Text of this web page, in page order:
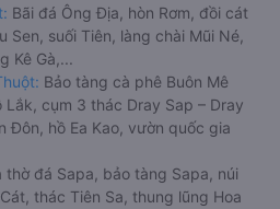
Bãi đá Ông Địa, hòn Rơm, đồi cát
Sen, suối Tiên, làng chài Mũi Né,
Kê Gà,...
Bảo tàng cà phê Buôn Mê
Lắk, cụm 3 thác Dray Sap – Dray
Đôn, hồ Ea Kao, vườn quốc gia
thờ đá Sapa, bảo tàng Sapa, núi
thác Tiên Sa, thung lũng Hoa